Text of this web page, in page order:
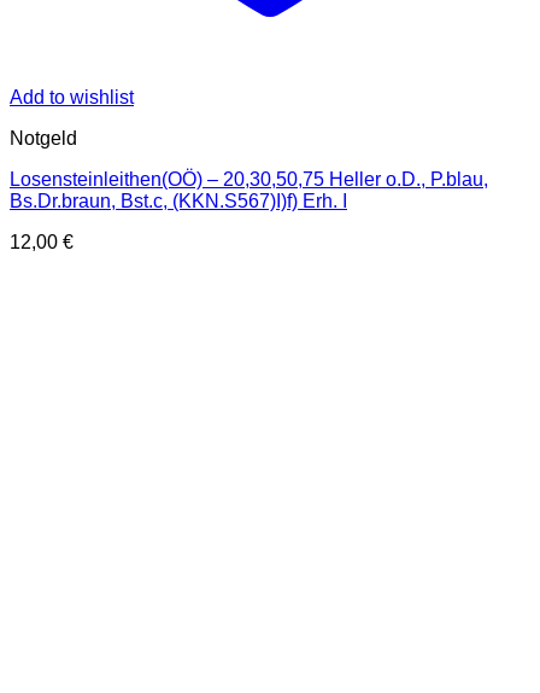
Add to wishlist
Notgeld
Losensteinleithen(OÖ) – 20,30,50,75 Heller o.D., P.blau,
Bs.Dr.braun, Bst.c, (KKN.S567)I)f) Erh. I
12,00 €